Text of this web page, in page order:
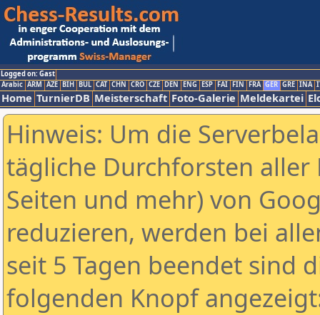
Logged on: Gast
Arabic ARM AZE BIH BUL CAT CHN CRO CZE DEN ENG ESP FAI FIN FRA GER GRE INA
Home TurnierDB Meisterschaft Foto-Galerie Meldekartei
Hinweis: Um die
tägliche Durchforsten aller
Seiten und mehr) von
reduzieren, werden bei
seit 5 Tagen beendet sind
folgenden Knopf